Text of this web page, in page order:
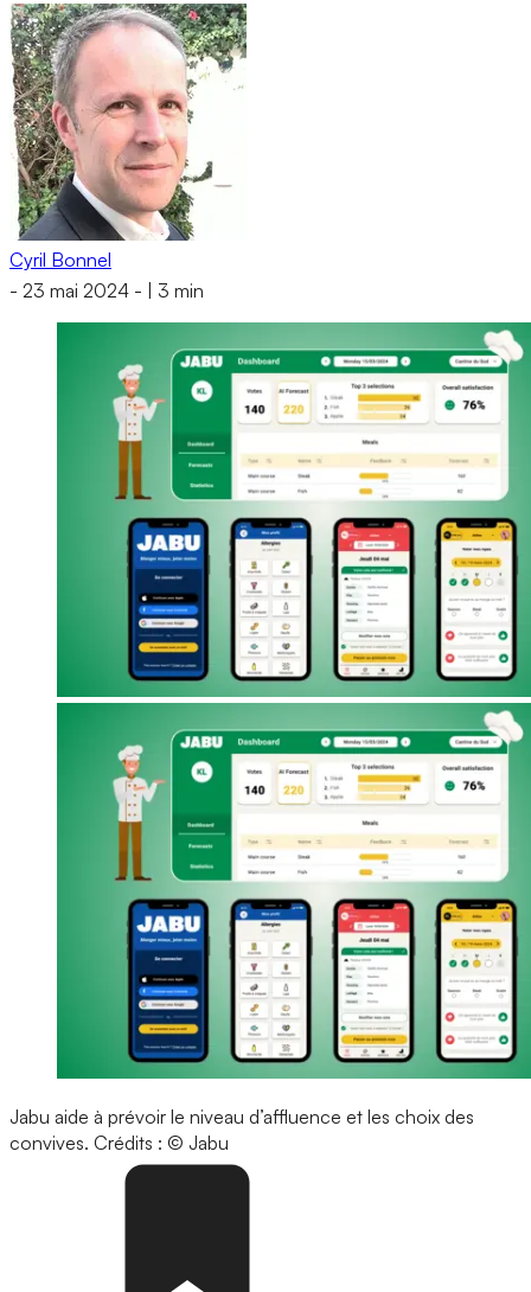
Cyril Bonnel
- 23 mai 2024 - 3 min
Jabu aide à prévoir le niveau d’affluence et les choix des
convives. Crédits : © Jabu